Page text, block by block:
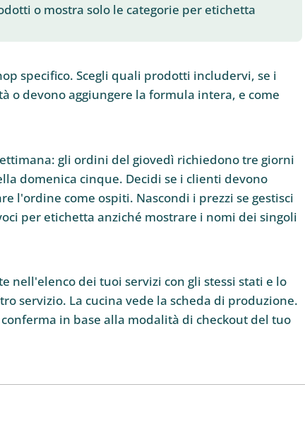
o mostra solo le categorie per etichetta
specifico. Scegli quali prodotti includervi, se i
o devono aggiungere la formula intera, e come
gli ordini del giovedì richiedono tre giorni
domenica cinque. Decidi se i clienti devono
l'ordine come ospiti. Nascondi i prezzi se gestisci
per etichetta anziché mostrare i nomi dei singoli
nell'elenco dei tuoi servizi con gli stessi stati e lo
servizio. La cucina vede la scheda di produzione.
in base alla modalità di checkout del tuo